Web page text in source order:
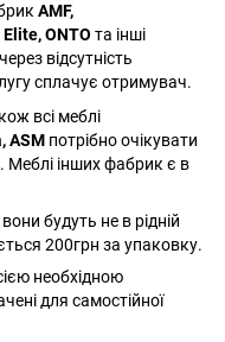
AMF,
Elite, ONTO та інші
відсутність
сплачує отримувач.
всі меблі
ASM потрібно очікувати
Меблі інших фабрик є в
будуть не в рідній
200грн за упаковку.
необхідною
для самостійної